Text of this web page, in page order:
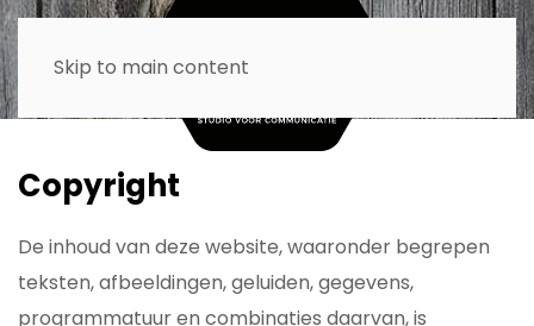
Skip to main content
Copyright
De inhoud van deze website, waaronder begrepen
teksten, afbeeldingen, geluiden, gegevens,
programmatuur en combinaties daarvan, is